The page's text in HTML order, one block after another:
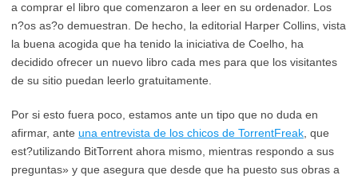
a comprar el libro que comenzaron a leer en su ordenador. Los
n?os as?o demuestran. De hecho, la editorial Harper Collins, vista
la buena acogida que ha tenido la iniciativa de Coelho, ha
decidido ofrecer un nuevo libro cada mes para que los visitantes
de su sitio puedan leerlo gratuitamente.
Por si esto fuera poco, estamos ante un tipo que no duda en
afirmar, ante una entrevista de los chicos de TorrentFreak , que
est?utilizando BitTorrent ahora mismo, mientras respondo a sus
preguntas» y que asegura que desde que ha puesto sus obras a